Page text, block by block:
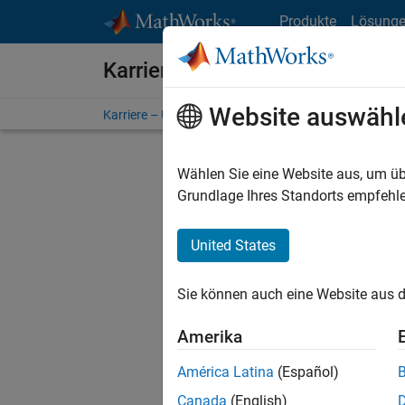
Produkte
Karriere bei MathWorks
Karriere – Übersicht Stellensuche
FILTER:
Stellen
Es
Region
Website
Wählen Sie eine Website aus, um
Grundlage Ihres Standorts
United States
Sie können auch eine Website aus
Amerika
América Latina (Español)
Canada (English)